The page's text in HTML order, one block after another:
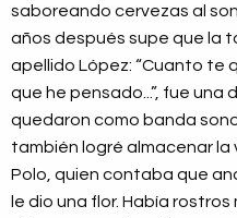
saboreando cervezas al
años después supe que la
apellido López: “Cuanto te
que he pensado...”, fue una
quedaron como banda
también logré almacenar la
Polo, quien contaba que
le dio una flor. Había